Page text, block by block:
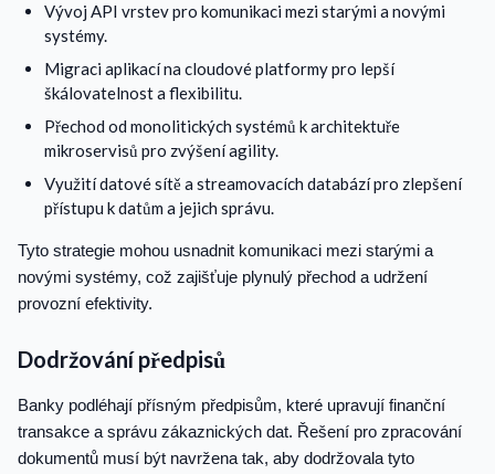
Vývoj API vrstev pro komunikaci mezi starými a novými
systémy.
Migraci aplikací na cloudové platformy pro lepší
škálovatelnost a flexibilitu.
Přechod od monolitických systémů k architektuře
mikroservisů pro zvýšení agility.
Využití datové sítě a streamovacích databází pro zlepšení
přístupu k datům a jejich správu.
Tyto strategie mohou usnadnit komunikaci mezi starými a
novými systémy, což zajišťuje plynulý přechod a udržení
provozní efektivity.
Dodržování předpisů
Banky podléhají přísným předpisům, které upravují finanční
transakce a správu zákaznických dat. Řešení pro zpracování
dokumentů musí být navržena tak, aby dodržovala tyto